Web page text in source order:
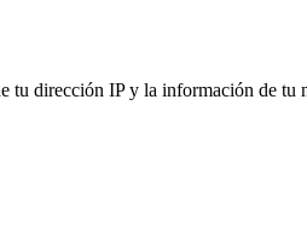
dirección IP y la información de tu